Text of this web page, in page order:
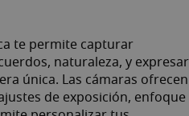
te permite capturar
naturaleza, y expresar
única. Las cámaras ofrecen
de exposición, enfoque